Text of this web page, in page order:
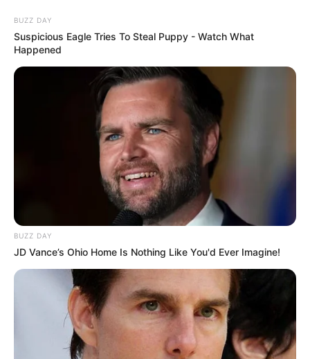
HOME
BUZZ DAY
Suspicious Eagle Tries To Steal Puppy - Watch What
Happened
BUZZ DAY
JD Vance’s Ohio Home Is Nothing Like You'd Ever Imagine!